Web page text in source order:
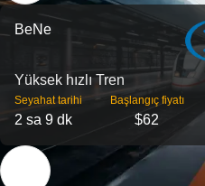
BeNe
Yüksek hızlı Tren
Seyahat tarihi
2 sa 9 dk
Başlangıç ​​fiyatı
$62